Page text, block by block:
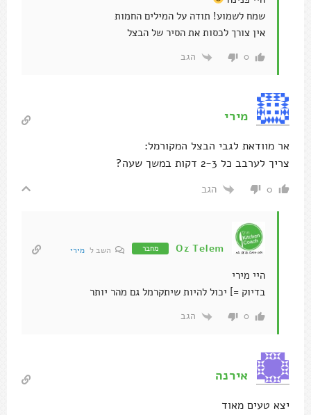
שמח לשמוע! תודה על המילים החמות
אין צורך לכסות את הסיר של הבצל
0 הגב
מירי
אר מוודאת לגבי הבצל המקורמל:
צריך לערבב כל 2-3 דקות במשך שעה?
0 הגב
Oz Telem מחבר השב ל מירי
היי מירי
בדיוק =] יכול להיות שיתקרמל גם מהר יותר
0 הגב
אירנה
יצא טעים מאוד